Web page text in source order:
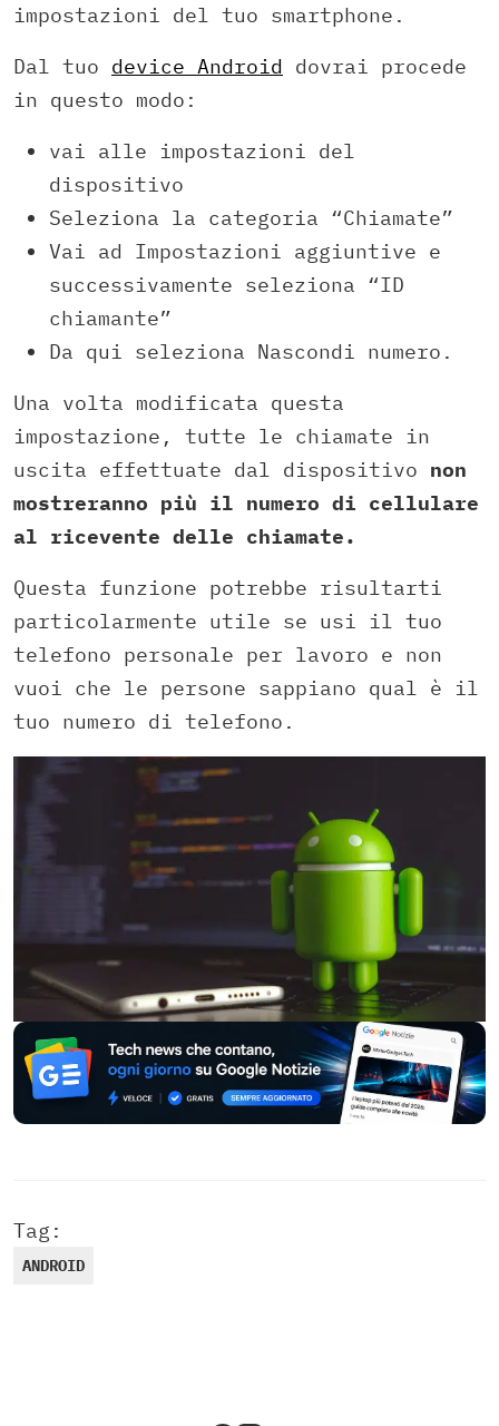
impostazioni del tuo smartphone.
Dal tuo device Android dovrai procede
in questo modo:
vai alle impostazioni del
dispositivo
Seleziona la categoria “Chiamate”
Vai ad Impostazioni aggiuntive e
successivamente seleziona “ID
chiamante”
Da qui seleziona Nascondi numero.
Una volta modificata questa
impostazione, tutte le chiamate in
uscita effettuate dal dispositivo non
mostreranno più il numero di cellulare
al ricevente delle chiamate.
Questa funzione potrebbe risultarti
particolarmente utile se usi il tuo
telefono personale per lavoro e non
vuoi che le persone sappiano qual è il
tuo numero di telefono.
Tag:
ANDROID